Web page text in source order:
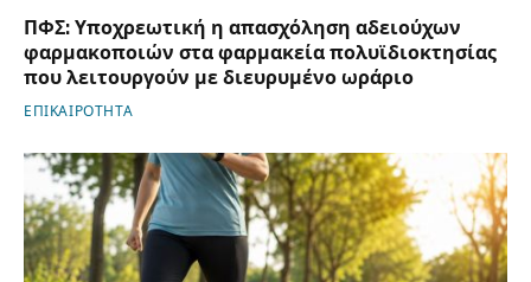
ΠΦΣ: Υποχρεωτική η απασχόληση αδειούχων
φαρμακοποιών στα φαρμακεία πολυϊδιοκτησίας
που λειτουργούν με διευρυμένο ωράριο
ΕΠΙΚΑΙΡΟΤΗΤΑ